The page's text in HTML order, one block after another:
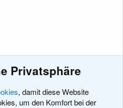
Privatsphäre
, damit diese Website
um den Komfort bei der